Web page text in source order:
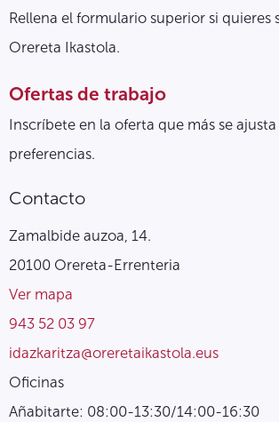
Rellena el formulario superior si quieres
Orereta Ikastola.
Ofertas de trabajo
Inscríbete en la oferta que más se
preferencias.
Contacto
Zamalbide auzoa, 14.
20100 Orereta-Errenteria
Ver mapa
943 52 03 97
idazkaritza@oreretaikastola.eus
Oficinas
Añabitarte: 08:00-13:30/14:00-16:30